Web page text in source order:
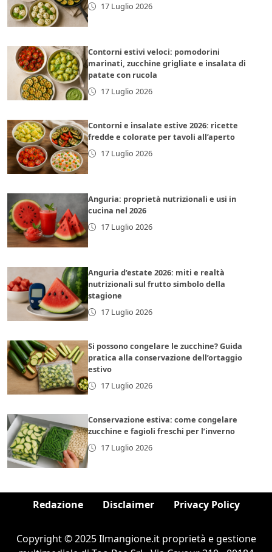
17 Luglio 2026
Contorni estivi veloci: pomodorini
marinati, zucchine grigliate e insalata di
patate con rucola
17 Luglio 2026
Contorni e insalate estive 2026: ricette
fredde e colorate per tavoli all’aperto
17 Luglio 2026
Anguria: proprietà nutrizionali e usi in
cucina nel 2026
17 Luglio 2026
Anguria d’estate 2026: miti e realtà
nutrizionali sul frutto simbolo della
stagione
17 Luglio 2026
Si possono congelare le zucchine? Guida
pratica alla conservazione dell’ortaggio
estivo
17 Luglio 2026
Conservazione estiva: come congelare
zucchine e fagioli freschi per l’inverno
17 Luglio 2026
Redazione Disclaimer Privacy Policy
Copyright © 2025 Ilmangione.it proprietà e gestione